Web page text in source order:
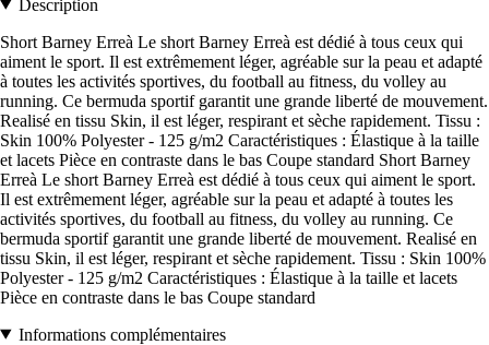
Description
Short Barney Erreà Le short Barney Erreà est dédié à tous ceux qui
aiment le sport. Il est extrêmement léger, agréable sur la peau et adapté
à toutes les activités sportives, du football au fitness, du volley au
running. Ce bermuda sportif garantit une grande liberté de mouvement.
Realisé en tissu Skin, il est léger, respirant et sèche rapidement. Tissu :
Skin 100% Polyester - 125 g/m2 Caractéristiques : Élastique à la taille
et lacets Pièce en contraste dans le bas Coupe standard Short Barney
Erreà Le short Barney Erreà est dédié à tous ceux qui aiment le sport.
Il est extrêmement léger, agréable sur la peau et adapté à toutes les
activités sportives, du football au fitness, du volley au running. Ce
bermuda sportif garantit une grande liberté de mouvement. Realisé en
tissu Skin, il est léger, respirant et sèche rapidement. Tissu : Skin 100%
Polyester - 125 g/m2 Caractéristiques : Élastique à la taille et lacets
Pièce en contraste dans le bas Coupe standard
Informations complémentaires